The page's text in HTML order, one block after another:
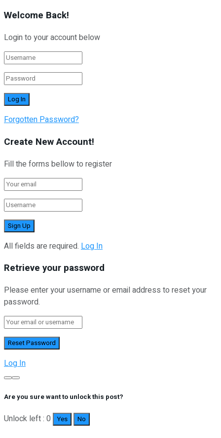
Welcome Back!
Login to your account below
Forgotten Password?
Create New Account!
Fill the forms bellow to register
All fields are required. Log In
Retrieve your password
Please enter your username or email address to reset your
password.
Log In
Are you sure want to unlock this post?
Unlock left : 0 Yes No